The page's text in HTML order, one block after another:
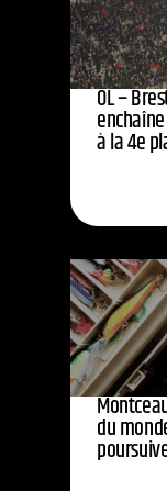
OL –
à la 4e
du